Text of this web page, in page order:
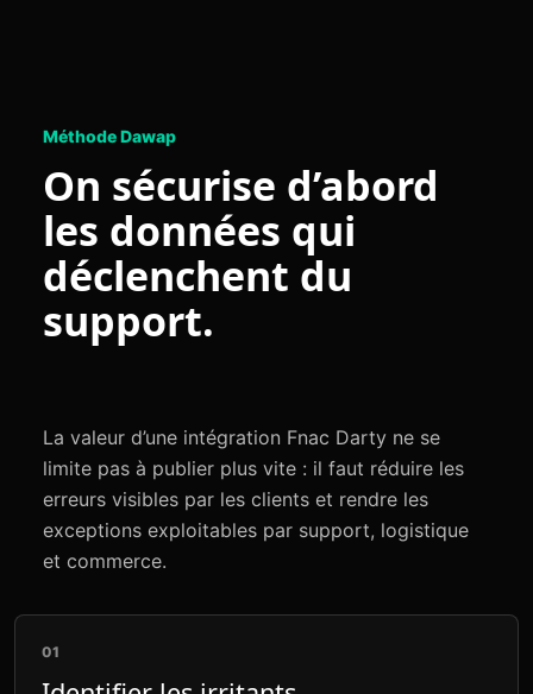
Méthode Dawap
On sécurise d’abord
les données qui
déclenchent du
support.
La valeur d’une intégration Fnac Darty ne se
limite pas à publier plus vite : il faut réduire les
erreurs visibles par les clients et rendre les
exceptions exploitables par support, logistique
et commerce.
01